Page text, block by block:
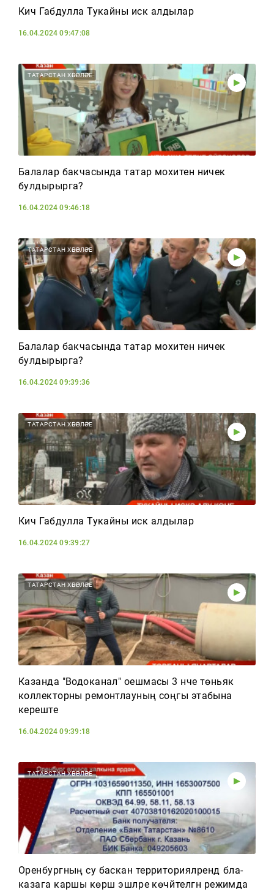
Кичә Габдулла Тукайны искә алдылар
16.04.2024 09:47:08
ТАТАРСТАН ХӘБӘРЛӘРЕ
Балалар бакчасында татар мохитен ничек
булдырырга?
16.04.2024 09:46:18
ТАТАРСТАН ХӘБӘРЛӘРЕ
Балалар бакчасында татар мохитен ничек
булдырырга?
16.04.2024 09:39:36
ТАТАРСТАН ХӘБӘРЛӘРЕ
Кичә Габдулла Тукайны искә алдылар
16.04.2024 09:39:27
ТАТАРСТАН ХӘБӘРЛӘРЕ
Казанда "Водоканал" оешмасы 3 нче төньяк
коллекторны ремонтлауның соңгы этабына
кереште
16.04.2024 09:39:18
ТАТАРСТАН ХӘБӘРЛӘРЕ
Оренбургның су баскан территорияләрендә бәла-
казага каршы көрәш эшләре көчәйтелгән режимда